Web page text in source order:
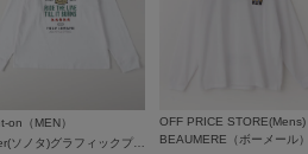
干製品と画像のカラーが異なる場合もござ
合がございます。
＝＝＝＝＝＝＝＝
on（MEN）
OFF PRICE STORE(Mens)